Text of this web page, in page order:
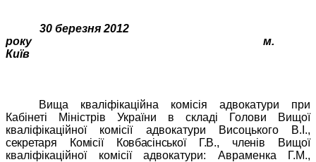
30 березня 2012
року
м.
Київ
Вища кваліфікаційна комісія адвокатури при
Кабінеті Міністрів України в складі Голови Вищої
кваліфікаційної комісії адвокатури Висоцького В.І.,
секретаря Комісії Ковбасінської Г.В., членів
Вищої
кваліфікаційної комісії адвокатури: Авраменка Г.М.,